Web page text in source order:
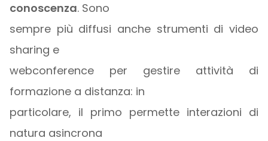
conoscenza. Sono
sempre più diffusi anche strumenti di video
sharing e
webconference per gestire attività di
formazione a distanza: in
particolare, il primo permette interazioni di
natura asincrona